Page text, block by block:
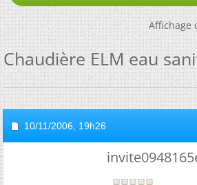
Affichage
Chaudière ELM eau
10/11/2006, 19h26